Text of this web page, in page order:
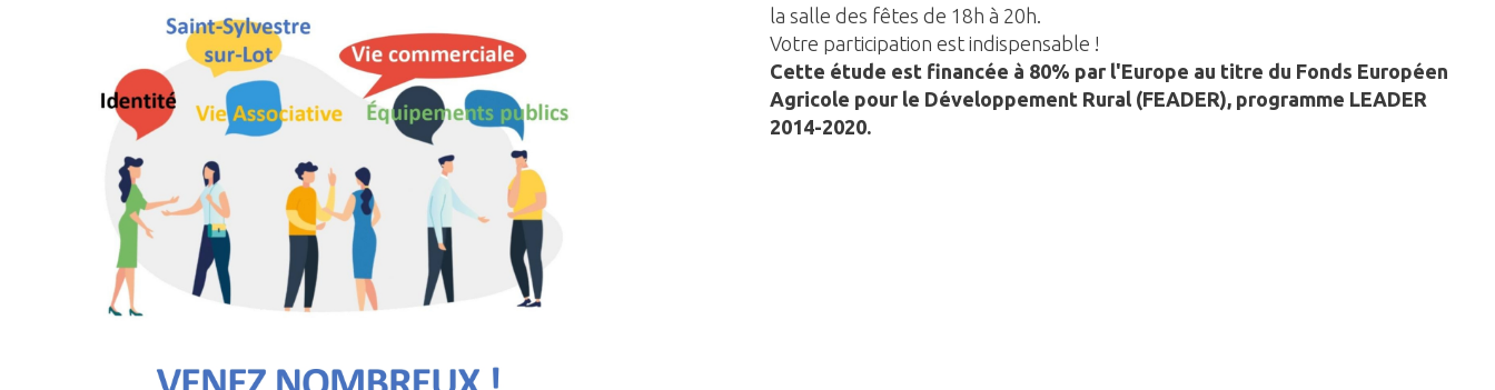
la salle des fêtes de 18h à 20h.
Votre participation est indispensable !
Cette étude est financée à 80% par l'Europe au titre du Fonds Européen
Agricole pour le Développement Rural (FEADER), programme LEADER
2014-2020.